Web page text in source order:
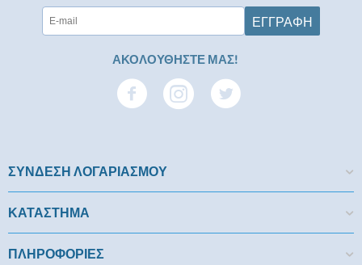
ΕΓΓΡΑΦΉ
ΑΚΟΛΟΥΘΗΣΤΕ ΜΑΣ!
ΣΥΝΔΕΣΗ ΛΟΓΑΡΙΑΣΜΟΥ​
ΚΑΤΑΣΤΗΜΑ
ΠΛΗΡΟΦΟΡΙΕΣ